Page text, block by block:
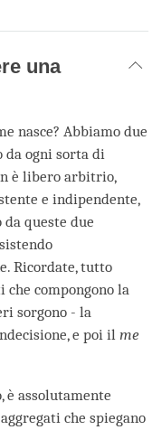
una
nasce? Abbiamo due
da ogni sorta di
è libero arbitrio,
e indipendente,
queste due
Ricordate, tutto
che compongono la
sorgono - la
e poi il me
è assolutamente
che spiegano